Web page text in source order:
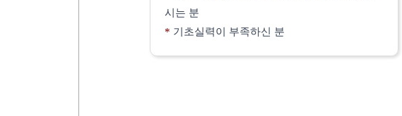
시는 분
* 기초실력이 부족하신 분